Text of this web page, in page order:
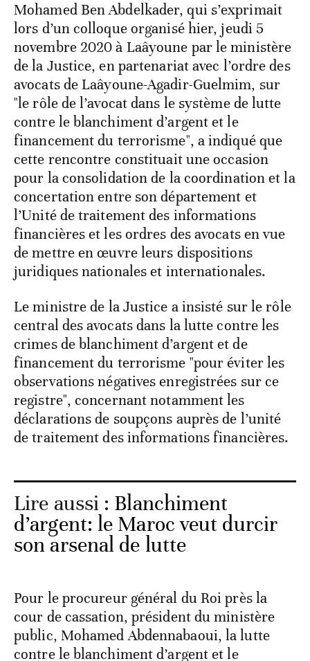
Mohamed Ben Abdelkader, qui s’exprimait
lors d’un colloque organisé hier, jeudi 5
novembre 2020 à Laâyoune par le ministère
de la Justice, en partenariat avec l’ordre des
avocats de Laâyoune-Agadir-Guelmim, sur
"le rôle de l’avocat dans le système de lutte
contre le blanchiment d’argent et le
financement du terrorisme", a indiqué que
cette rencontre constituait une occasion
pour la consolidation de la coordination et la
concertation entre son département et
l’Unité de traitement des informations
financières et les ordres des avocats en vue
de mettre en œuvre leurs dispositions
juridiques nationales et internationales.
Le ministre de la Justice a insisté sur le rôle
central des avocats dans la lutte contre les
crimes de blanchiment d’argent et de
financement du terrorisme "pour éviter les
observations négatives enregistrées sur ce
registre", concernant notamment les
déclarations de soupçons auprès de l’unité
de traitement des informations financières.
Lire aussi : Blanchiment
d’argent: le Maroc veut durcir
son arsenal de lutte
Pour le procureur général du Roi près la
cour de cassation, président du ministère
public, Mohamed Abdennabaoui, la lutte
contre le blanchiment d’argent et le